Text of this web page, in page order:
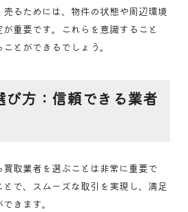
るためには、物件の状態や周辺環境
重要です。これらを意識すること
とができるでしょう。
び方：信頼できる業者
取業者を選ぶことは非常に重要で
で、スムーズな取引を実現し、満足
きます。